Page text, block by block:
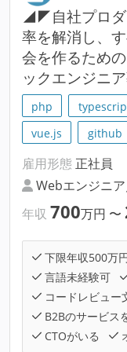
◢◤自社プロ
率を解消し、
会を作るため
ックエンジニ
php
vue.js
github
雇用形態 正社員
Webエンジニ
年収 700万円 〜
下限年収500万
言語未経験可
コードレビュー
B2Bのサービス
CTOがいる